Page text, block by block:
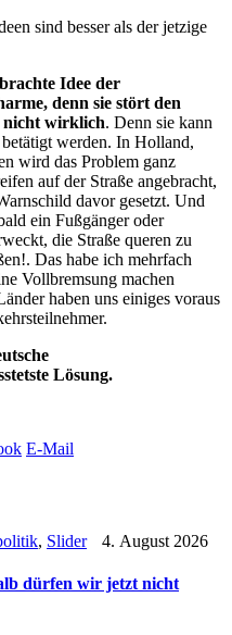
sind besser als der jetzige
Idee der
denn sie stört den
nicht wirklich. Denn sie kann
werden. In Holland,
wird das Problem ganz
auf der Straße angebracht,
davor gesetzt. Und
ein Fußgänger oder
die Straße queren zu
Das habe ich mehrfach
Vollbremsung machen
haben uns einiges voraus
Lösung.
E-Mail
, Slider 4. August 2026
dürfen wir jetzt nicht